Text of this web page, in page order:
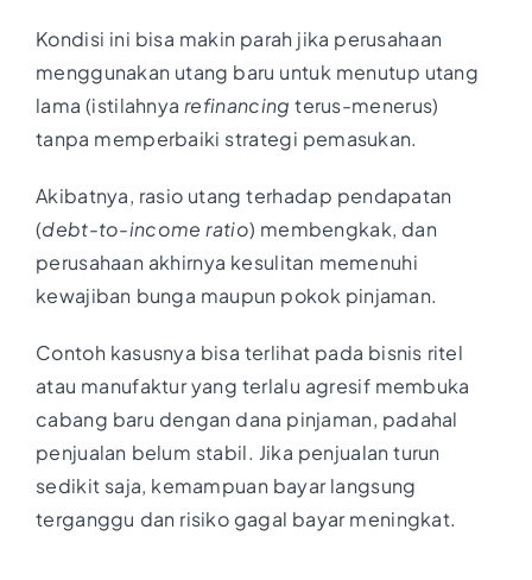
Kondisi ini bisa makin parah jika perusahaan
menggunakan utang baru untuk menutup utang
lama (istilahnyarefinancing terus-menerus)
tanpa memperbaiki strategi pemasukan.
Akibatnya, rasio utang terhadap pendapatan
(debt-to-income ratio) membengkak, dan
perusahaan akhirnya kesulitan memenuhi
kewajiban bunga maupun pokok pinjaman.
Contoh kasusnya bisa terlihat pada bisnis ritel
atau manufaktur yang terlalu agresif membuka
cabang baru dengan dana pinjaman, padahal
penjualan belum stabil. Jika penjualan turun
sedikit saja, kemampuan bayar langsung
terganggu dan risiko gagal bayar meningkat.